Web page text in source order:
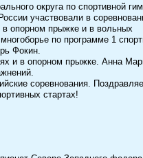
округа по спортивной
участвовали в
опорном прыжке и в вольных
по программе 1
Фокин.
и в опорном прыжке. Анна
соревнования.
стартах!